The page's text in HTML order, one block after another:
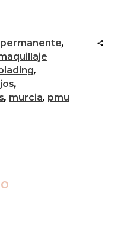
,
,
,
, murcia, pmu